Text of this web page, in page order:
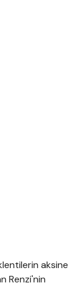
aksine
Renzi'nin